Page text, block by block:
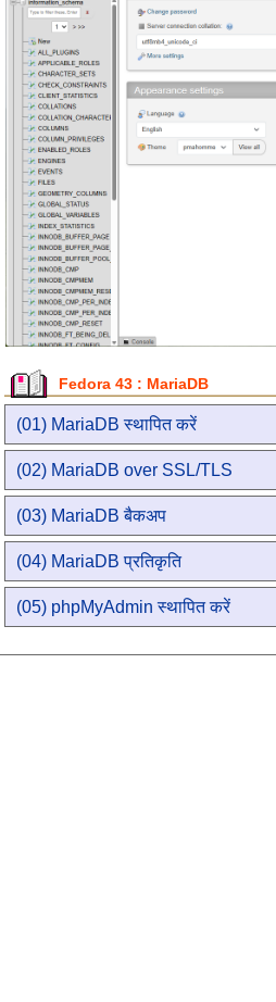
Fedora 43 : MariaDB
(01) MariaDB स्थापित करें
(02) MariaDB over SSL/TLS
(03) MariaDB बैकअप
(04) MariaDB प्रतिकृति
(05) phpMyAdmin स्थापित करें